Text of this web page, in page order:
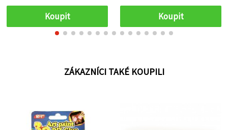
Koupit Koupit
ZÁKAZNÍCI TAKÉ KOUPILI